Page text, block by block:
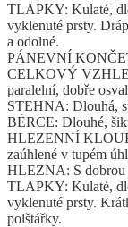
TLAPKY: Kulaté,
vyklenuté prsty.
a odolné.
PÁNEVNÍ
CELKOVÝ
paralelní, dobře
STEHNA: Dlouhá,
BÉRCE: Dlouhé,
HLEZENNÍ
zaúhlené v tupém
HLEZNA: S dobrou
TLAPKY: Kulaté,
vyklenuté prsty.
polštářky.